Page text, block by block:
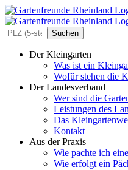
Zum
Inhalt
springen
Search
for:
Der Kleingarten
Was ist ein
Wofür stehen die
Der Landesverband
Wer sind die
Leistungen des
Das
Kontakt
Aus der Praxis
Wie pachte ich
Wie erfolgt ein